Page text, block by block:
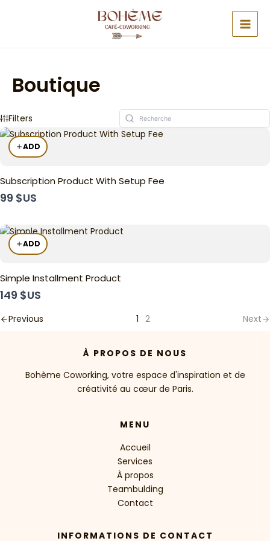
Boutique
Filters
ADD
Subscription Product With Setup Fee
99 $US
ADD
Simple Installment Product
149 $US
Previous 1 2 Next
À PROPOS DE NOUS
Bohème Coworking, votre espace d'inspiration et de
créativité au cœur de Paris.
MENU
Accueil
Services
À propos
Teambulding
Contact
INFORMATIONS DE CONTACT